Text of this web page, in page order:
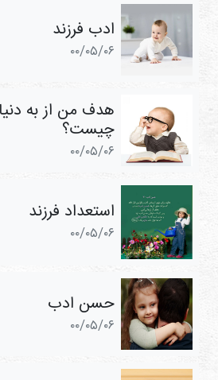
ادب فرزند
۰۰/۰۵/۰۶
هدف من از به
چیست؟
۰۰/۰۵/۰۶
استعداد فرزند
۰۰/۰۵/۰۶
حسن ادب
۰۰/۰۵/۰۶